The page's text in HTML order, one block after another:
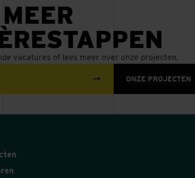
vacatures of lees meer over onze projecten.
ONZE PROJECTEN